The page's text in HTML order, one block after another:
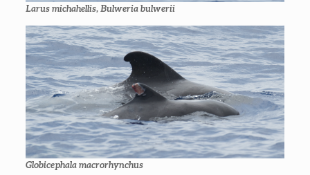
Larus michahellis, Bulweria bulwerii
Globicephala macrorhynchus